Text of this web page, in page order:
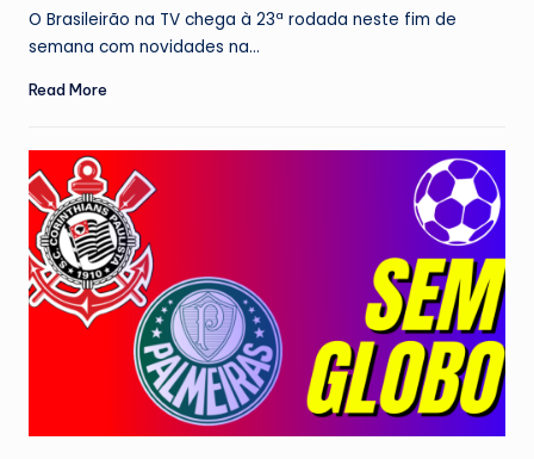
O Brasileirão na TV chega à 23ª rodada neste fim de
semana com novidades na…
Read More